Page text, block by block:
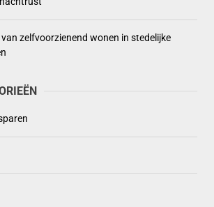
van zelfvoorzienend wonen in stedelijke